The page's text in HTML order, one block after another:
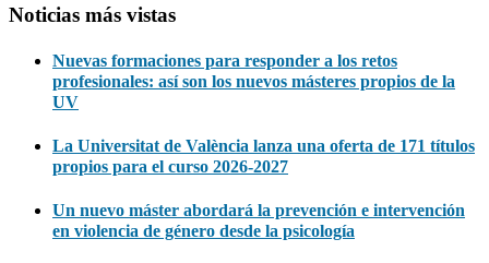
Noticias más vistas
Nuevas formaciones para responder a los retos
profesionales: así son los nuevos másteres propios de la
UV
La Universitat de València lanza una oferta de 171 títulos
propios para el curso 2026-2027
Un nuevo máster abordará la prevención e intervención
en violencia de género desde la psicología